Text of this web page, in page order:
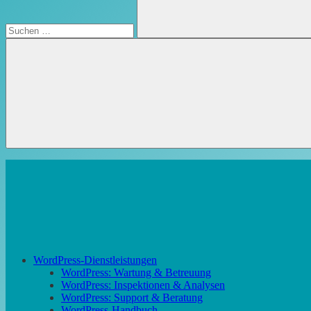
Suchen
WordPress-Dienstleistungen
WordPress: Wartung & Betreuung
WordPress: Inspektionen & Analysen
WordPress: Support & Beratung